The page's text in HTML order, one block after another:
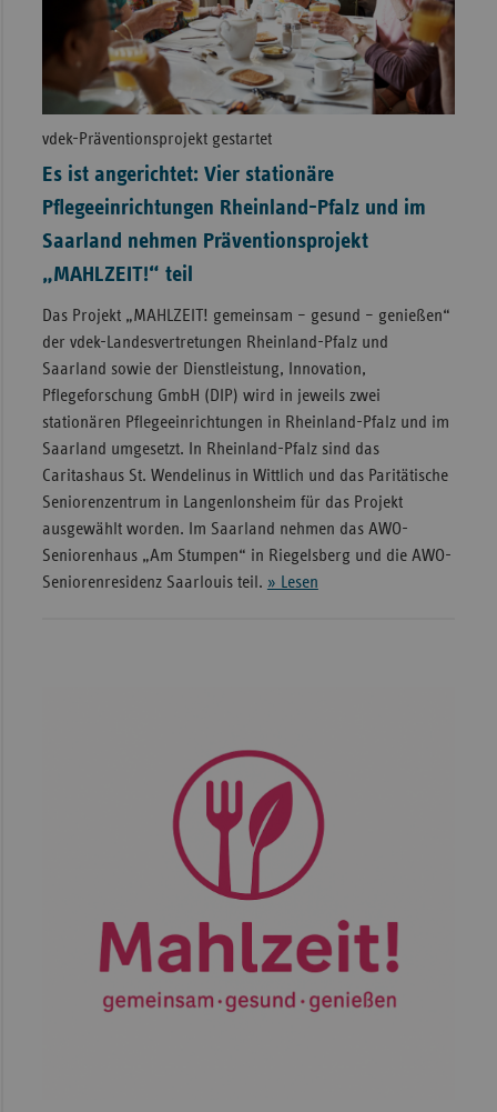
vdek-Präventionsprojekt gestartet
Es ist angerichtet: Vier stationäre
Pflegeeinrichtungen Rheinland-Pfalz und im
Saarland nehmen Präventionsprojekt
„MAHLZEIT!“ teil
Das Projekt „MAHLZEIT! gemeinsam – gesund – genießen“
der vdek-Landesvertretungen Rheinland-Pfalz und
Saarland sowie der Dienstleistung, Innovation,
Pflegeforschung GmbH (DIP) wird in jeweils zwei
stationären Pflegeeinrichtungen in Rheinland-Pfalz und im
Saarland umgesetzt. In Rheinland-Pfalz sind das
Caritashaus St. Wendelinus in Wittlich und das Paritätische
Seniorenzentrum in Langenlonsheim für das Projekt
ausgewählt worden. Im Saarland nehmen das AWO-
Seniorenhaus „Am Stumpen“ in Riegelsberg und die AWO-
Seniorenresidenz Saarlouis teil. » Lesen